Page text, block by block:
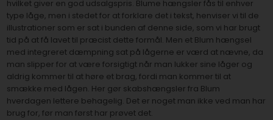
hvilket giver en god udsalgspris. Blume hængsler fås til enhver
type låge, men i stedet for at forklare det i tekst, henviser vi til de
illustrationer som er sat i bunden af denne side, som vi har brugt
tid på at få lavet til præcist dette formål. Men et Blum hængsel
med integreret dæmpning sat på lågerne er værd at nævne, da
man slipper for at være forsigtigt når man lukker sine låger og
aldrig kommer til at høre et brag, fordi man kommer til at
smække med lågen. Her gør skabshængsler fra Blum
hverdagen lettere behagelig. Det er noget man ikke ved man har
brug for, før man først har prøvet det.